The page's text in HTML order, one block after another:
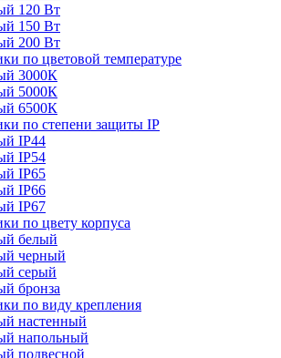
120 Вт
150 Вт
200 Вт
по цветовой температуре
3000К
5000К
6500К
по степени защиты IP
IP44
IP54
IP65
IP66
IP67
по цвету корпуса
белый
черный
серый
бронза
по виду крепления
настенный
напольный
подвесной